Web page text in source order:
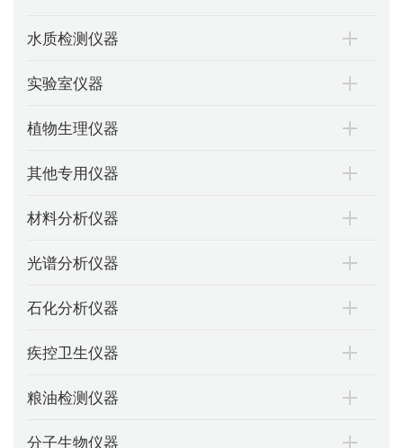
水质检测仪器
实验室仪器
植物生理仪器
其他专用仪器
材料分析仪器
光谱分析仪器
石化分析仪器
疾控卫生仪器
粮油检测仪器
分子生物仪器